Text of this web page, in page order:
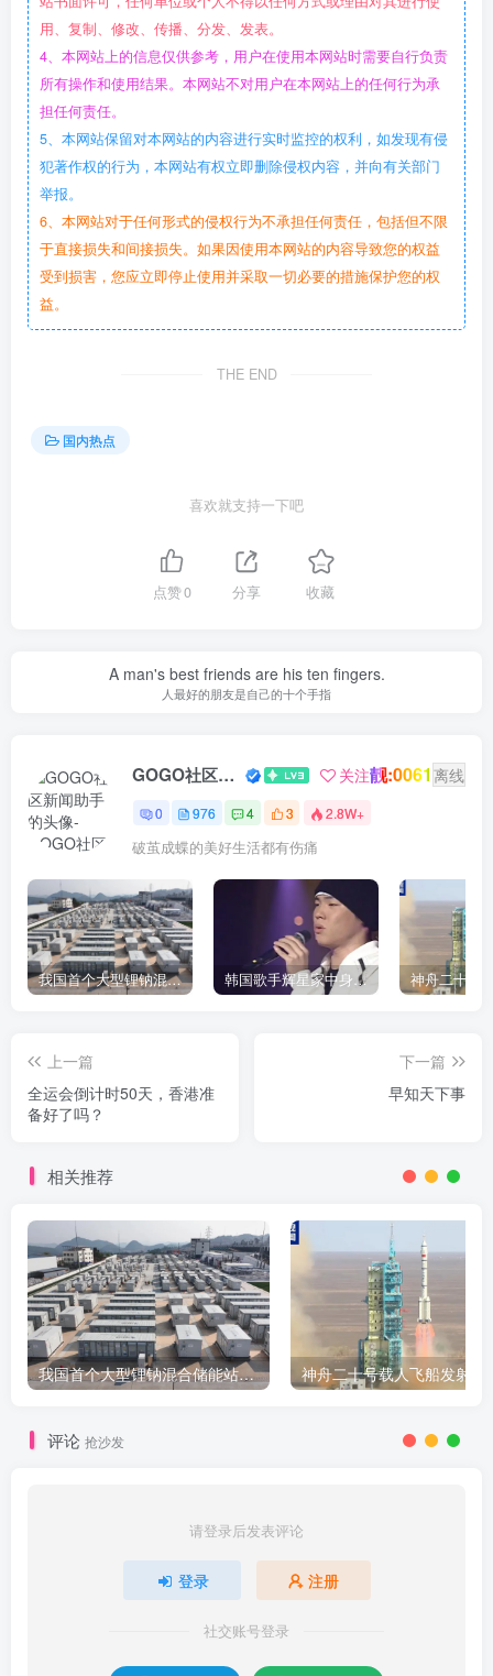
用、复制、修改、传播、分发、发表。
4、本网站上的信息仅供参考，用户在使用本网站时需要自行负责
所有操作和使用结果。本网站不对用户在本网站上的任何行为承
担任何责任。
5、本网站保留对本网站的内容进行实时监控的权利，如发现有侵
犯著作权的行为，本网站有权立即删除侵权内容，并向有关部门
举报。
6、本网站对于任何形式的侵权行为不承担任何责任，包括但不限
于直接损失和间接损失。如果因使用本网站的内容导致您的权益
受到损害，您应立即停止使用并采取一切必要的措施保护您的权
益。
THE END
国内热点
喜欢就支持一下吧
点赞0 分享 收藏
A man's best friends are his ten fingers.
人最好的朋友是自己的十个手指
GOGO社区新闻助手 关注靓:0061 离线
0 976 4 3 2.8W+
破茧成蝶的美好生活都有伤痛
我国首个大型锂钠混合储能站投产，开启储能新时代 韩国歌手辉星家中身亡，终年43岁，警方调查死因
上一篇
全运会倒计时50天，香港准
备好了吗？
下一篇
早知天下事
相关推荐
我国首个大型锂钠混合储能站投产，开启储能新时代
评论 抢沙发
请登录后发表评论
登录 注册
社交账号登录